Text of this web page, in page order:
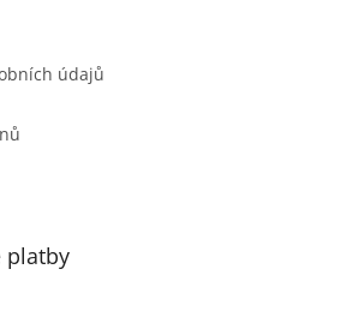
údajů
platby